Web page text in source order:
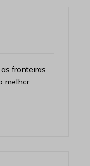
fronteiras
melhor